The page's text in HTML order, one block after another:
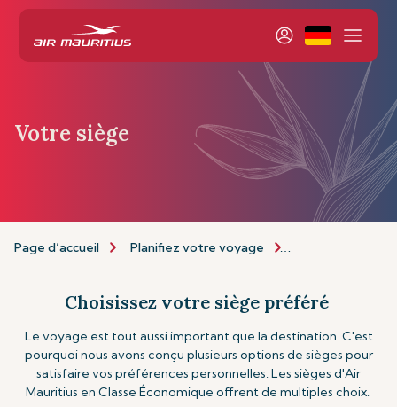
Votre siège
Page d’accueil Planifiez votre voyage
Choisissez votre siège préféré
Le voyage est tout aussi important que la destination. C'est
pourquoi nous avons conçu plusieurs options de sièges pour
satisfaire vos préférences personnelles. Les sièges d'Air
Mauritius en Classe Économique offrent de multiples choix.